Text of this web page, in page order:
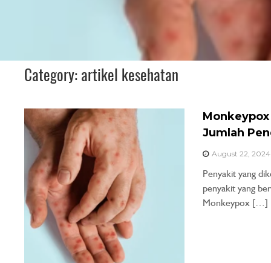
Category: artikel kesehatan
Jumlah
August 22, 2024
Penyakit yang
penyakit yang
Monkeypox […]